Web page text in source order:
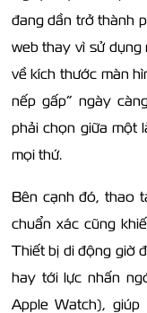
đang dần trở thành
web thay vì sử dụng
về kích thước màn
nếp gấp” ngày
phải chọn giữa một
mọi thứ.
Bên cạnh đó, thao
chuẩn xác cũng
Thiết bị di động giờ
hay tới lực nhấn
Apple Watch),